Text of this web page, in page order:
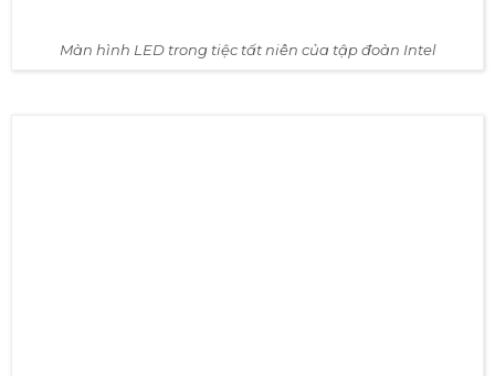
Màn hình LED trong tiệc tất niên của tập đoàn Intel